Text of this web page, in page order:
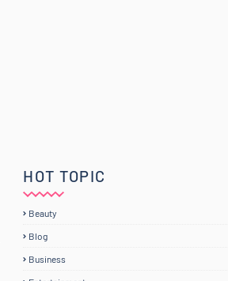
HOT TOPIC
Beauty
Blog
Business